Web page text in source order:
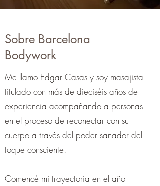
Sobre Barcelona
Bodywork
Me llamo Edgar Casas y soy masajista
titulado con más de dieciséis años de
experiencia acompañando a personas
en el proceso de reconectar con su
cuerpo a través del poder sanador del
toque consciente.
Comencé mi trayectoria en el año